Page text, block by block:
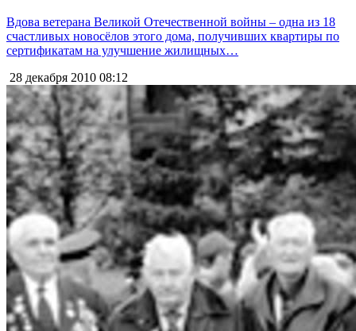
Вдова ветерана Великой Отечественной войны – одна из 18
счастливых новосёлов этого дома, получивших квартиры по
сертификатам на улучшение жилищных…
28 декабря 2010 08:12